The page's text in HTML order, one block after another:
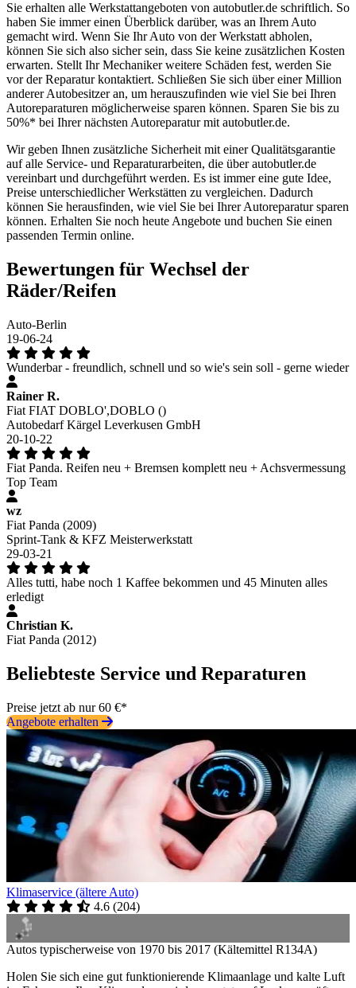
Sie erhalten alle Werkstattangeboten von autobutler.de schriftlich. So
haben Sie immer einen Überblick darüber, was an Ihrem Auto
gemacht wird. Wenn Sie Ihr Auto von der Werkstatt abholen,
können Sie sich also sicher sein, dass Sie keine zusätzlichen Kosten
erwarten. Stellt Ihr Mechaniker weitere Schäden fest, werden Sie
vor der Reparatur kontaktiert. Schließen Sie sich über einer Million
anderer Autobesitzer an, um herauszufinden wie viel Sie bei Ihren
Autoreparaturen möglicherweise sparen können. Sparen Sie bis zu
50%* bei Ihrer nächsten Autoreparatur mit autobutler.de.
Wir geben Ihnen zusätzliche Sicherheit mit einer Qualitätsgarantie
auf alle Service- und Reparaturarbeiten, die über autobutler.de
vereinbart und durchgeführt werden. Es ist immer eine gute Idee,
Preise unterschiedlicher Werkstätten zu vergleichen. Dadurch
können Sie herausfinden, wie viel Sie bei Ihrer Autoreparatur sparen
können. Erhalten Sie noch heute Angebote und buchen Sie einen
passenden Termin online.
Bewertungen für Wechsel der
Räder/Reifen
Auto-Berlin
19-06-24
Wunderbar - freundlich, schnell und so wie's sein soll - gerne wieder
Rainer R.
Fiat FIAT DOBLO',DOBLO ()
Autobedarf Kärgel Leverkusen GmbH
20-10-22
Fiat Panda. Reifen neu + Bremsen komplett neu + Achsvermessung
Top Team
wz
Fiat Panda (2009)
Sprint-Tank & KFZ Meisterwerkstatt
29-03-21
Alles tutti, habe noch 1 Kaffee bekommen und 45 Minuten alles
erledigt
Christian K.
Fiat Panda (2012)
Beliebteste Service und Reparaturen
Preise jetzt ab nur 60 €*
Angebote erhalten
Klimaservice (ältere Auto)
4.6 (204)
Autos typischerweise von 1970 bis 2017 (Kältemittel R134A)
Holen Sie sich eine gut funktionierende Klimaanlage und kalte Luft